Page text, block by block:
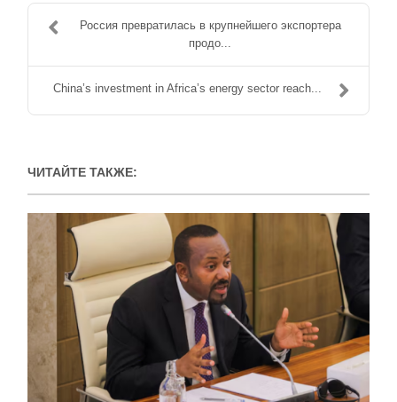
Россия превратилась в крупнейшего экспортера
продо...
China’s investment in Africa’s energy sector reach...
ЧИТАЙТЕ ТАКЖЕ: